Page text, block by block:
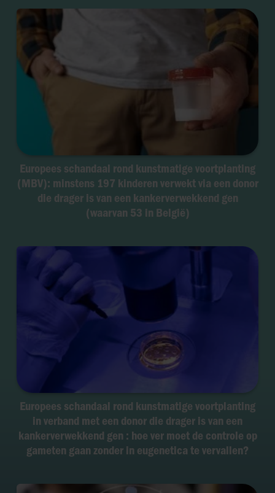
Europees schandaal rond kunstmatige voortplanting
(MBV): minstens 197 kinderen verwekt via een donor
die drager is van een kankerverwekkend gen
(waarvan 53 in België)
Europees schandaal rond kunstmatige voortplanting
in verband met een donor die drager is van een
kankerverwekkend gen : hoe ver moet de controle op
gameten gaan zonder in eugenetica te vervallen?